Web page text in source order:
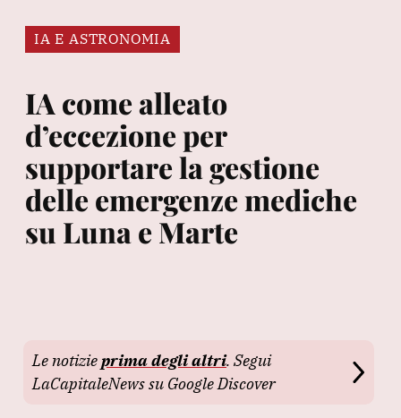
IA E ASTRONOMIA
IA come alleato
d’eccezione per
supportare la gestione
delle emergenze mediche
su Luna e Marte
Le notizieprima degli altri. Segui
LaCapitaleNews su Google Discover